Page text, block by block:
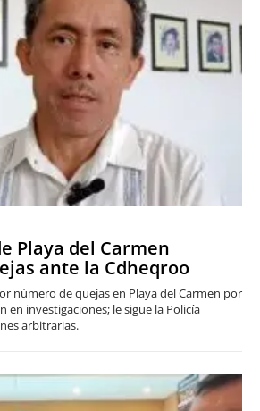
Playa del Carmen
ante la Cdheqroo
número de quejas en Playa del Carmen por
en investigaciones; le sigue la Policía
arbitrarias.